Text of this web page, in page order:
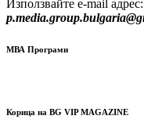
Използвайте e-mail адрес:
МВА Програми
Корица на BG VIP MAGAZINE